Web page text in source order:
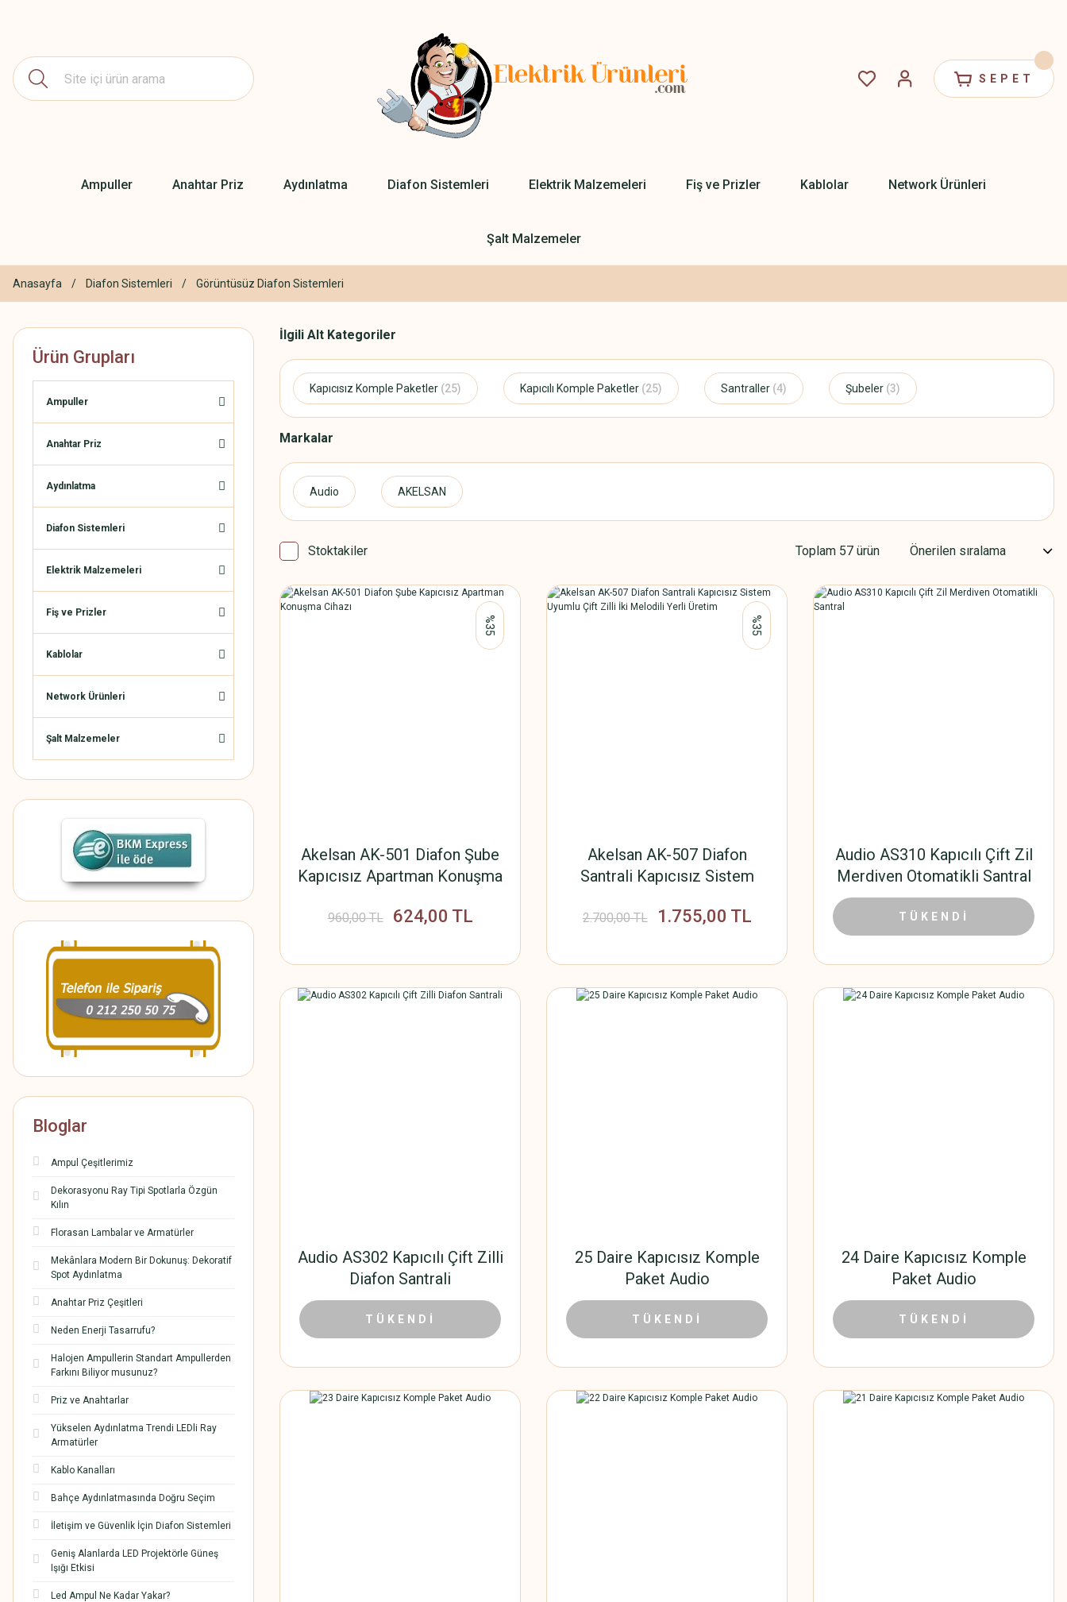
SEPET
Ampuller Anahtar Priz Aydınlatma Diafon Sistemleri Elektrik Malzemeleri Fiş ve Prizler Kablolar Network Ürünleri
Şalt Malzemeler
Anasayfa Diafon Sistemleri Görüntüsüz Diafon Sistemleri
Ürün Grupları
Ampuller
Anahtar Priz
Aydınlatma
Diafon Sistemleri
Elektrik Malzemeleri
Fiş ve Prizler
Kablolar
Network Ürünleri
Şalt Malzemeler
Bloglar
Ampul Çeşitlerimiz
Dekorasyonu Ray Tipi Spotlarla Özgün
Kılın
Florasan Lambalar ve Armatürler
Mekânlara Modern Bir Dokunuş: Dekoratif
Spot Aydınlatma
Anahtar Priz Çeşitleri
Neden Enerji Tasarrufu?
Halojen Ampullerin Standart Ampullerden
Farkını Biliyor musunuz?
Priz ve Anahtarlar
Yükselen Aydınlatma Trendi LEDli Ray
Armatürler
Kablo Kanalları
Bahçe Aydınlatmasında Doğru Seçim
İletişim ve Güvenlik İçin Diafon Sistemleri
Geniş Alanlarda LED Projektörle Güneş
Işığı Etkisi
Led Ampul Ne Kadar Yakar?
İlgili Alt Kategoriler
Kapıcısız Komple Paketler (25) Kapıcılı Komple Paketler (25) Santraller (4) Şubeler (3)
Markalar
Audio AKELSAN
Stoktakiler Toplam 57 ürün
%35
Akelsan AK-501 Diafon Şube
Kapıcısız Apartman Konuşma
960,00 TL 624,00 TL
%35
Akelsan AK-507 Diafon
Santrali Kapıcısız Sistem
Yerli Üretim
2.700,00 TL 1.755,00 TL
Audio AS310 Kapıcılı Çift Zil
Merdiven Otomatikli Santral
6.600,00 TL 4.290,00 TL
TÜKENDİ
Audio AS302 Kapıcılı Çift Zilli
Diafon Santrali
5.580,00 TL 3.627,00 TL
TÜKENDİ
25 Daire Kapıcısız Komple
Paket Audio
30.456,00 TL 19.796,40 TL
TÜKENDİ
24 Daire Kapıcısız Komple
Paket Audio
29.532,00 TL 19.195,80 TL
TÜKENDİ